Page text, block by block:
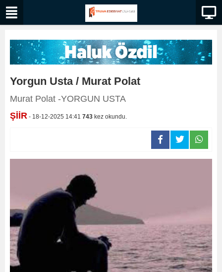
Yorgun Usta / Murat Polat
Murat Polat -YORGUN USTA
ŞİİR - 18-12-2025 14:41 743 kez okundu.